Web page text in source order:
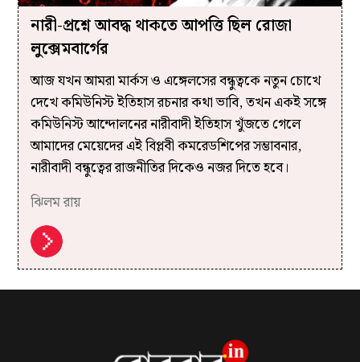
নারী-প্রশ্নে আবদ্ধ থাকতে আপত্তি ছিল রোজা
লুক্সেমবার্গের
আজ যখন আমরা মার্কস ও এঙ্গেলসের বন্ধুত্বকে নতুন চোখে
দেখে কমিউনিস্ট ইতিহাস রচনার কথা ভাবি, তখন একই সঙ্গে
কমিউনিস্ট আন্দোলনের নারীবাদী ইতিহাস খুঁজতে গেলে
আমাদের মেয়েদের এই বিপ্লবী কমরেডশিপের সম্ভাবনার,
নারীবাদী বন্ধুত্বের রাজনীতির দিকেও নজর দিতে হবে।
ঝিলম রায়